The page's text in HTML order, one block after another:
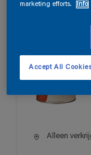
Alleen
marketing efforts.
Info
Accept All